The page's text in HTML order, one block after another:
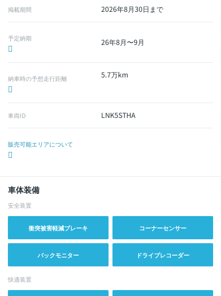
掲載期間 2026年8月30日まで
予定納期 26年8月〜9月
納車時の予想走行距離 5.7万km
車両ID LNK5STHA
販売可能エリアについて
車体装備
安全装置
衝突被害軽減ブレーキ コーナーセンサー
バックモニター ドライブレコーダー
快適装置